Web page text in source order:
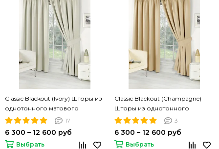
Classic Blackout (Ivory) Шторы из
однотонного матового
блэкаута
17
6 300 – 12 600 руб
Выбрать
Classic Blackout (Champagne)
Шторы из однотонного
матового блэкаута 3
6 300 – 12 600 руб
Выбрать